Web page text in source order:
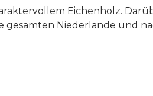
Eichenholz.
gesamten Niederlande und